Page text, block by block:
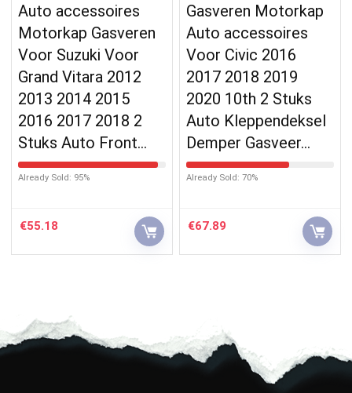
Auto accessoires
Motorkap Gasveren
Voor Suzuki Voor
Grand Vitara 2012
2013 2014 2015
2016 2017 2018 2
Stuks Auto Front…
Already Sold: 95%
€55.18
Gasveren Motorkap
Auto accessoires
Voor Civic 2016
2017 2018 2019
2020 10th 2 Stuks
Auto Kleppendeksel
Demper Gasveer…
Already Sold: 70%
€67.89